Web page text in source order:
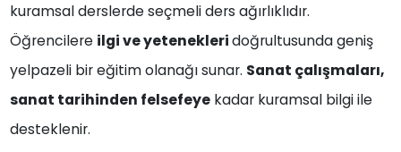
kuramsal derslerde seçmeli ders ağırlıklıdır.
Öğrencilere ilgi ve yetenekleridoğrultusunda geniş
yelpazeli bir eğitim olanağı sunar. Sanat çalışmaları,
sanat tarihinden felsefeyekadar kuramsal bilgi ile
desteklenir.